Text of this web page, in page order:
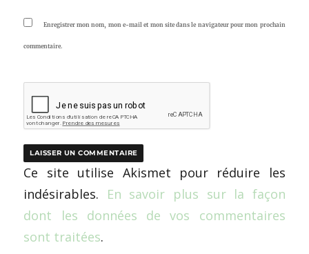
Enregistrer mon nom, mon e-mail et mon site dans le navigateur pour mon prochain
commentaire.
Ce site utilise Akismet pour réduire les
indésirables. En savoir plus sur la façon
dont les données de vos commentaires
sont traitées.